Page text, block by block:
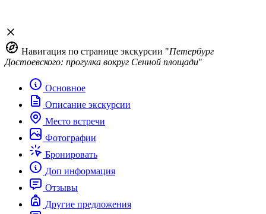
Навигация по странице экскурсии "Петербург
Достоевского: прогулка вокруг Сенной площади"
Основное
Описание экскурсии
Место встречи
Фотографии
Бронировать
Доп информация
Отзывы
Другие предложения